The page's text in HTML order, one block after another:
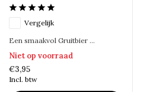
Vergelijk
Een smaakvol Gruitbier ...
Niet op voorraad
€3,95
Incl. btw